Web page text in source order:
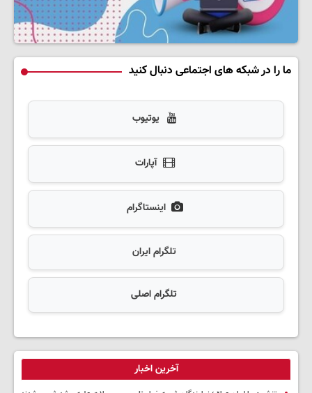
ما را در شبکه های اجتماعی دنبال کنید
یوتیوب
آپارات
اینستاگرام
تلگرام ایران
تلگرام اصلی
آخرین اخبار